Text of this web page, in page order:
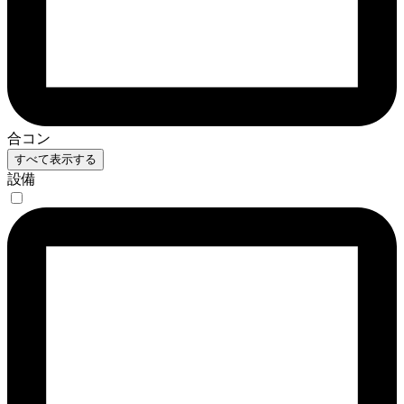
合コン
すべて表示する
設備